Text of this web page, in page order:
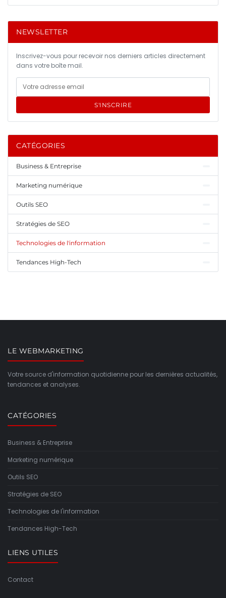
NEWSLETTER
Inscrivez-vous pour recevoir nos derniers articles directement
dans votre boîte mail.
S'INSCRIRE
CATÉGORIES
Business & Entreprise
Marketing numérique
Outils SEO
Stratégies de SEO
Technologies de l'information
Tendances High-Tech
LE WEBMARKETING
Votre source d'information quotidienne pour les dernières actualités,
tendances et analyses.
CATÉGORIES
Business & Entreprise
Marketing numérique
Outils SEO
Stratégies de SEO
Technologies de l'information
Tendances High-Tech
LIENS UTILES
Contact